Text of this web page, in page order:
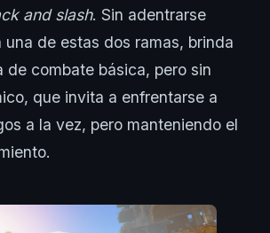
and slash. Sin adentrarse
una de estas dos ramas, brinda
de combate básica, pero sin
que invita a enfrentarse a
a la vez, pero manteniendo el